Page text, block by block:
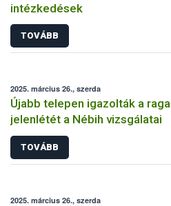
intézkedések
TOVÁBB
2025. március 26., szerda
Újabb telepen igazolták a
jelenlétét a Nébih vizsgálatai
TOVÁBB
2025. március 26., szerda